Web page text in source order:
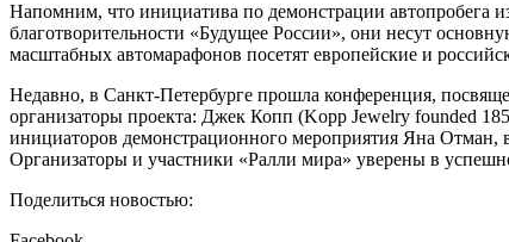
Напомним, что инициатива по демонстрации
благотворительности «Будущее России», они несут
масштабных автомарафонов посетят европейские и
Недавно, в Санкт-Петербурге прошла конференция,
организаторы проекта: Джек Копп (Kopp Jewelry founded
инициаторов демонстрационного мероприятия Яна Отман,
Организаторы и участники «Ралли мира» уверены в
Поделиться новостью: